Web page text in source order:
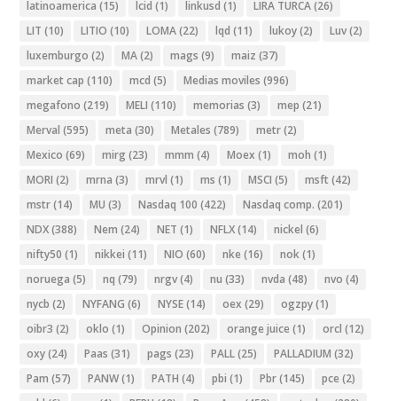
latinoamerica (15) lcid (1) linkusd (1) LIRA TURCA(26)
LIT (10) LITIO (10) LOMA(22) lqd (11) lukoy(2) Luv(2)
luxemburgo (2) MA(2) mags (9) maiz (37)
market cap (110) mcd (5) Medias moviles (996)
megafono (219) MELI (110) memorias (3) mep (21)
Merval (595) meta (30) Metales (789) metr(2)
Mexico (69) mirg (23) mmm (4) Moex (1) moh (1)
MORI (2) mrna (3) mrvl (1) ms (1) MSCI (5) msft (42)
mstr(14) MU (3) Nasdaq 100 (422) Nasdaq comp. (201)
NDX(388) Nem (24) NET (1) NFLX(14) nickel (6)
nifty50 (1) nikkei (11) NIO (60) nke (16) nok(1)
noruega (5) nq (79) nrgv(4) nu (33) nvda (48) nvo (4)
nycb (2) NYFANG (6) NYSE(14) oex (29) ogzpy(1)
oibr3 (2) oklo (1) Opinion (202) orange juice (1) orcl (12)
oxy(24) Paas (31) pags (23) PALL(25) PALLADIUM (32)
Pam (57) PANW(1) PATH (4) pbi (1) Pbr(145) pce (2)